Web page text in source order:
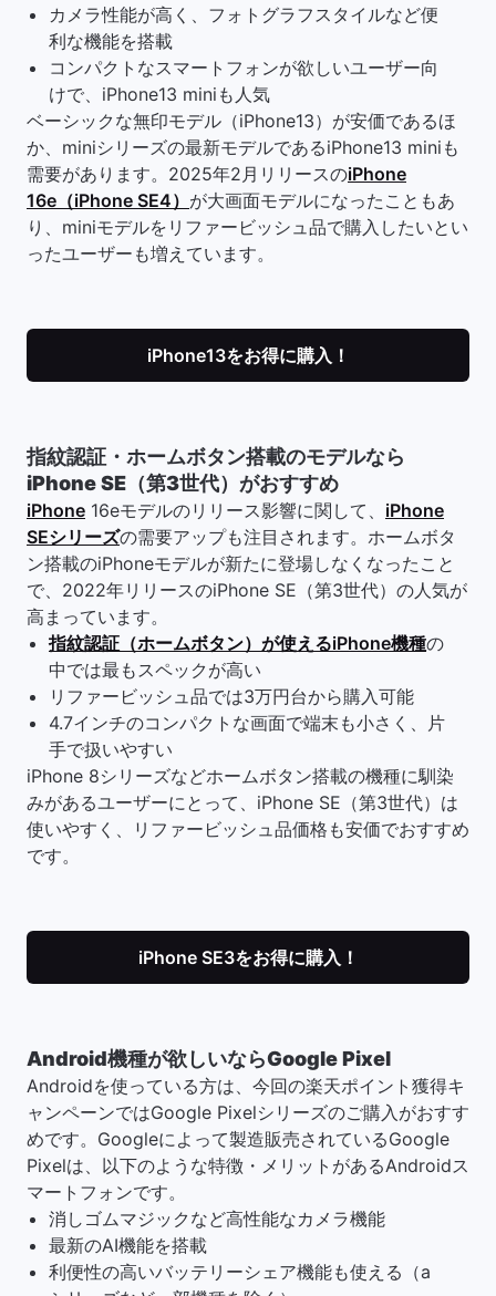
カメラ性能が高く、フォトグラフスタイルなど便
利な機能を搭載
コンパクトなスマートフォンが欲しいユーザー向
けで、iPhone13 miniも人気
ベーシックな無印モデル（iPhone13）が安価であるほ
か、miniシリーズの最新モデルであるiPhone13 miniも
需要があります。2025年2月リリースのiPhone
16e（iPhone SE4） が大画面モデルになったこともあ
り、miniモデルをリファービッシュ品で購入したいとい
ったユーザーも増えています。
iPhone13をお得に購入！
指紋認証・ホームボタン搭載のモデルなら
iPhone SE（第3世代）がおすすめ
iPhone 16eモデルのリリース影響に関して、 iPhone
SEシリーズの需要アップも注目されます。ホームボタ
ン搭載のiPhoneモデルが新たに登場しなくなったこと
で、2022年リリースのiPhone SE（第3世代）の人気が
高まっています。
指紋認証（ホームボタン）が使えるiPhone機種の
中では最もスペックが高い
リファービッシュ品では3万円台から購入可能
4.7インチのコンパクトな画面で端末も小さく、片
手で扱いやすい
iPhone 8シリーズなどホームボタン搭載の機種に馴染
みがあるユーザーにとって、iPhone SE（第3世代）は
使いやすく、リファービッシュ品価格も安価でおすすめ
です。
iPhone SE3をお得に購入！
Android機種が欲しいならGoogle Pixel
Androidを使っている方は、今回の楽天ポイント獲得キ
ャンペーンではGoogle Pixelシリーズのご購入がおすす
めです。Googleによって製造販売されているGoogle
Pixelは、以下のような特徴・メリットがあるAndroidス
マートフォンです。
消しゴムマジックなど高性能なカメラ機能
最新のAI機能を搭載
利便性の高いバッテリーシェア機能も使える（a